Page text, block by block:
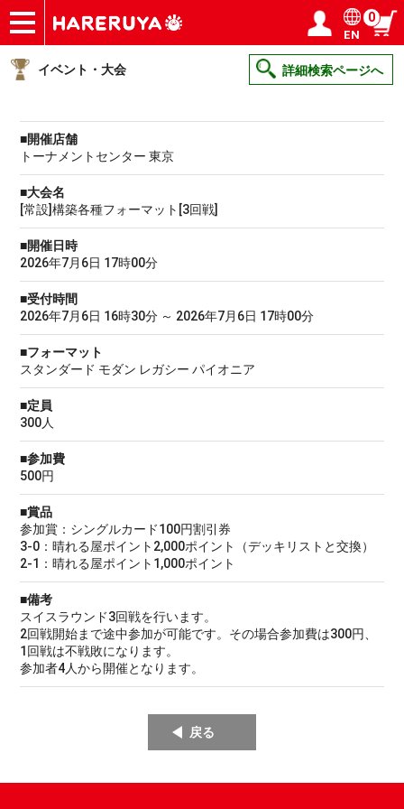
ショップ
買取
記事
デッキ検索
デッキ構築
選手一覧
店舗一覧
イベント
ヘルプ
お問い合わせ ログイン／会員登録
EN
0
イベント・大会 詳細検索ページへ
■開催店舗
トーナメントセンター 東京
■大会名
[常設]構築各種フォーマット[3回戦]
■開催日時
2026年7月6日 17時00分
■受付時間
2026年7月6日 16時30分 ～ 2026年7月6日 17時00分
■フォーマット
スタンダード モダン レガシー パイオニア
■定員
300人
■参加費
500円
■賞品
参加賞：シングルカード100円割引券
3-0：晴れる屋ポイント2,000ポイント（デッキリストと交換）
2-1：晴れる屋ポイント1,000ポイント
■備考
スイスラウンド3回戦を行います。
2回戦開始まで途中参加が可能です。その場合参加費は300円、
1回戦は不戦敗になります。
参加者4人から開催となります。
戻る